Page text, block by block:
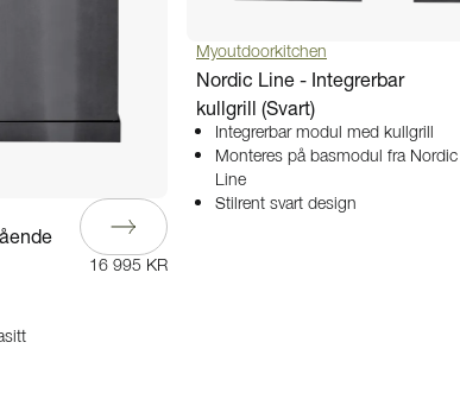
16 995 KR
Myoutdoorkitchen
Nordic Line - Integrerbar
kullgrill (Svart)
Integrerbar modul med kullgrill
Monteres på basmodul fra Nordic
Line
Stilrent svart design